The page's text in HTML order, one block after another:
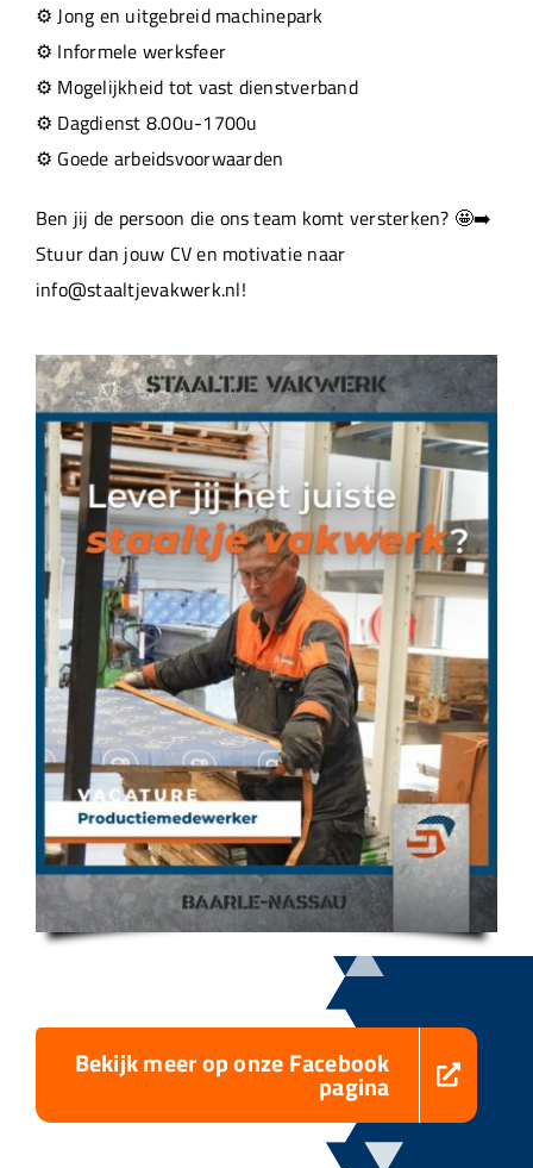
⚙️ Jong en uitgebreid machinepark
⚙️ Informele werksfeer
⚙️ Mogelijkheid tot vast dienstverband
⚙️ Dagdienst 8.00u-1700u
⚙️ Goede arbeidsvoorwaarden
Ben jij de persoon die ons team komt versterken? 🤩➡️
Stuur dan jouw CV en motivatie naar
info@staaltjevakwerk.nl!
Bekijk meer op onze Facebook
pagina